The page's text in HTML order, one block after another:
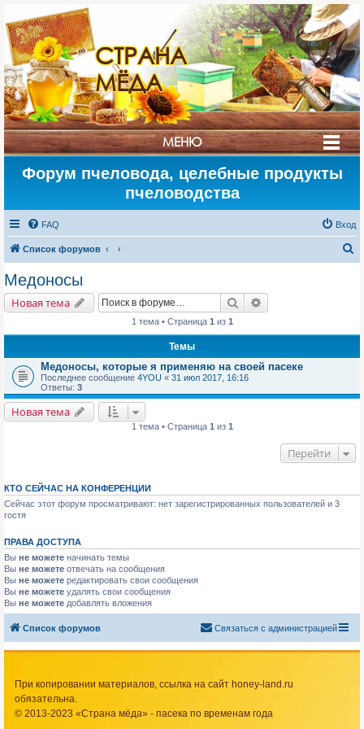
СТРАНА
МЁДА
МЕНЮ
Форум пчеловода, целебные продукты
пчеловодства
FAQ Вход
Список форумов
Медоносы
Новая тема Поиск
1 тема • Страница 1 из 1
Темы
Медоносы, которые я применяю на своей пасеке
Последнее сообщение 4YOU « 31 июл 2017, 16:16
Ответы: 3
Новая тема
1 тема • Страница 1 из 1
Перейти
КТО СЕЙЧАС НА КОНФЕРЕНЦИИ
Сейчас этот форум просматривают: нет зарегистрированных пользователей и 3
гостя
ПРАВА ДОСТУПА
Вы не можете начинать темы
Вы не можете отвечать на сообщения
Вы не можете редактировать свои сообщения
Вы не можете удалять свои сообщения
Вы не можете добавлять вложения
Список форумов Связаться с администрацией
При копировании материалов, ссылка на сайт honey-land.ru
обязательна.
© 2013-2023 «Страна мёда» - пасека по временам года